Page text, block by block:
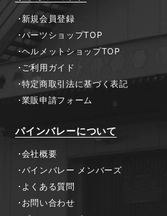
新規会員登録
パーツショップTOP
ヘルメットショップTOP
ご利用ガイド
特定商取引法に基づく表記
業販申請フォーム
パインバレーについて
会社概要
パインバレー メンバーズ
よくある質問
お問い合わせ